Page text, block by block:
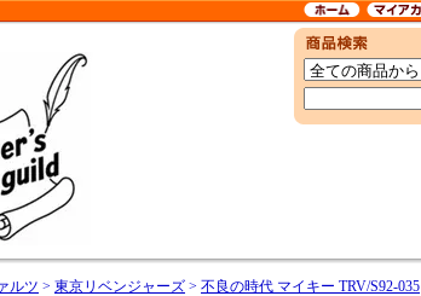
ルツ > 東京リベンジャーズ > 不良の時代 マイキー TRV/S92-035